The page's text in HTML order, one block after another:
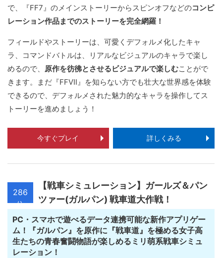
で、『FF7』のメインストーリーからスピンオフなどのコンピ
レーション作品までのストーリーを完全網羅！
フィールドやストーリーは、可愛くデフォルメ化したキャ
ラ、コマンドバトルは、リアルなビジュアルのキャラで楽し
めるので、 原作を彷彿とさせるビジュアルで楽しむことがで
きます。まだ『FFVII』を知らない方でも壮大な世界感を体験
できるので、デフォルメされた魅力的なキャラを操作してス
トーリーを進めましょう！
今すぐプレイ 詳しくみる
286
位
【戦車シミュレーション】ガールズ＆パン
ツァー(ガルパン) 戦車道大作戦！
PC・スマホで遊べるデータ連携可能な新作アプリゲー
ム！『ガルパン』を原作に『戦車道』を極める女子高
生たちの青春奮闘物語が楽しめるミリ萌系戦車シミュ
レーション！